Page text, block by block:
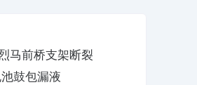
马前桥支架断裂
鼓包漏液